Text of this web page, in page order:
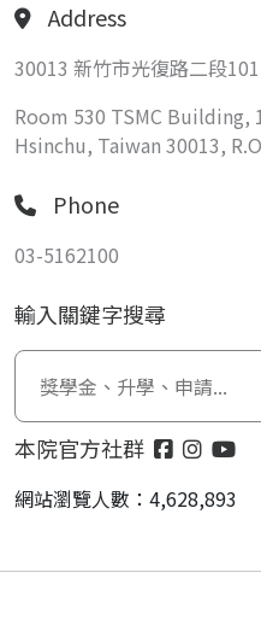
Address
30013 新竹市光復路二段
Room 530 TSMC Building,
Hsinchu, Taiwan 30013,
Phone
03-5162100
輸入關鍵字搜尋
本院官方社群
網站瀏覽人數：4,628,893